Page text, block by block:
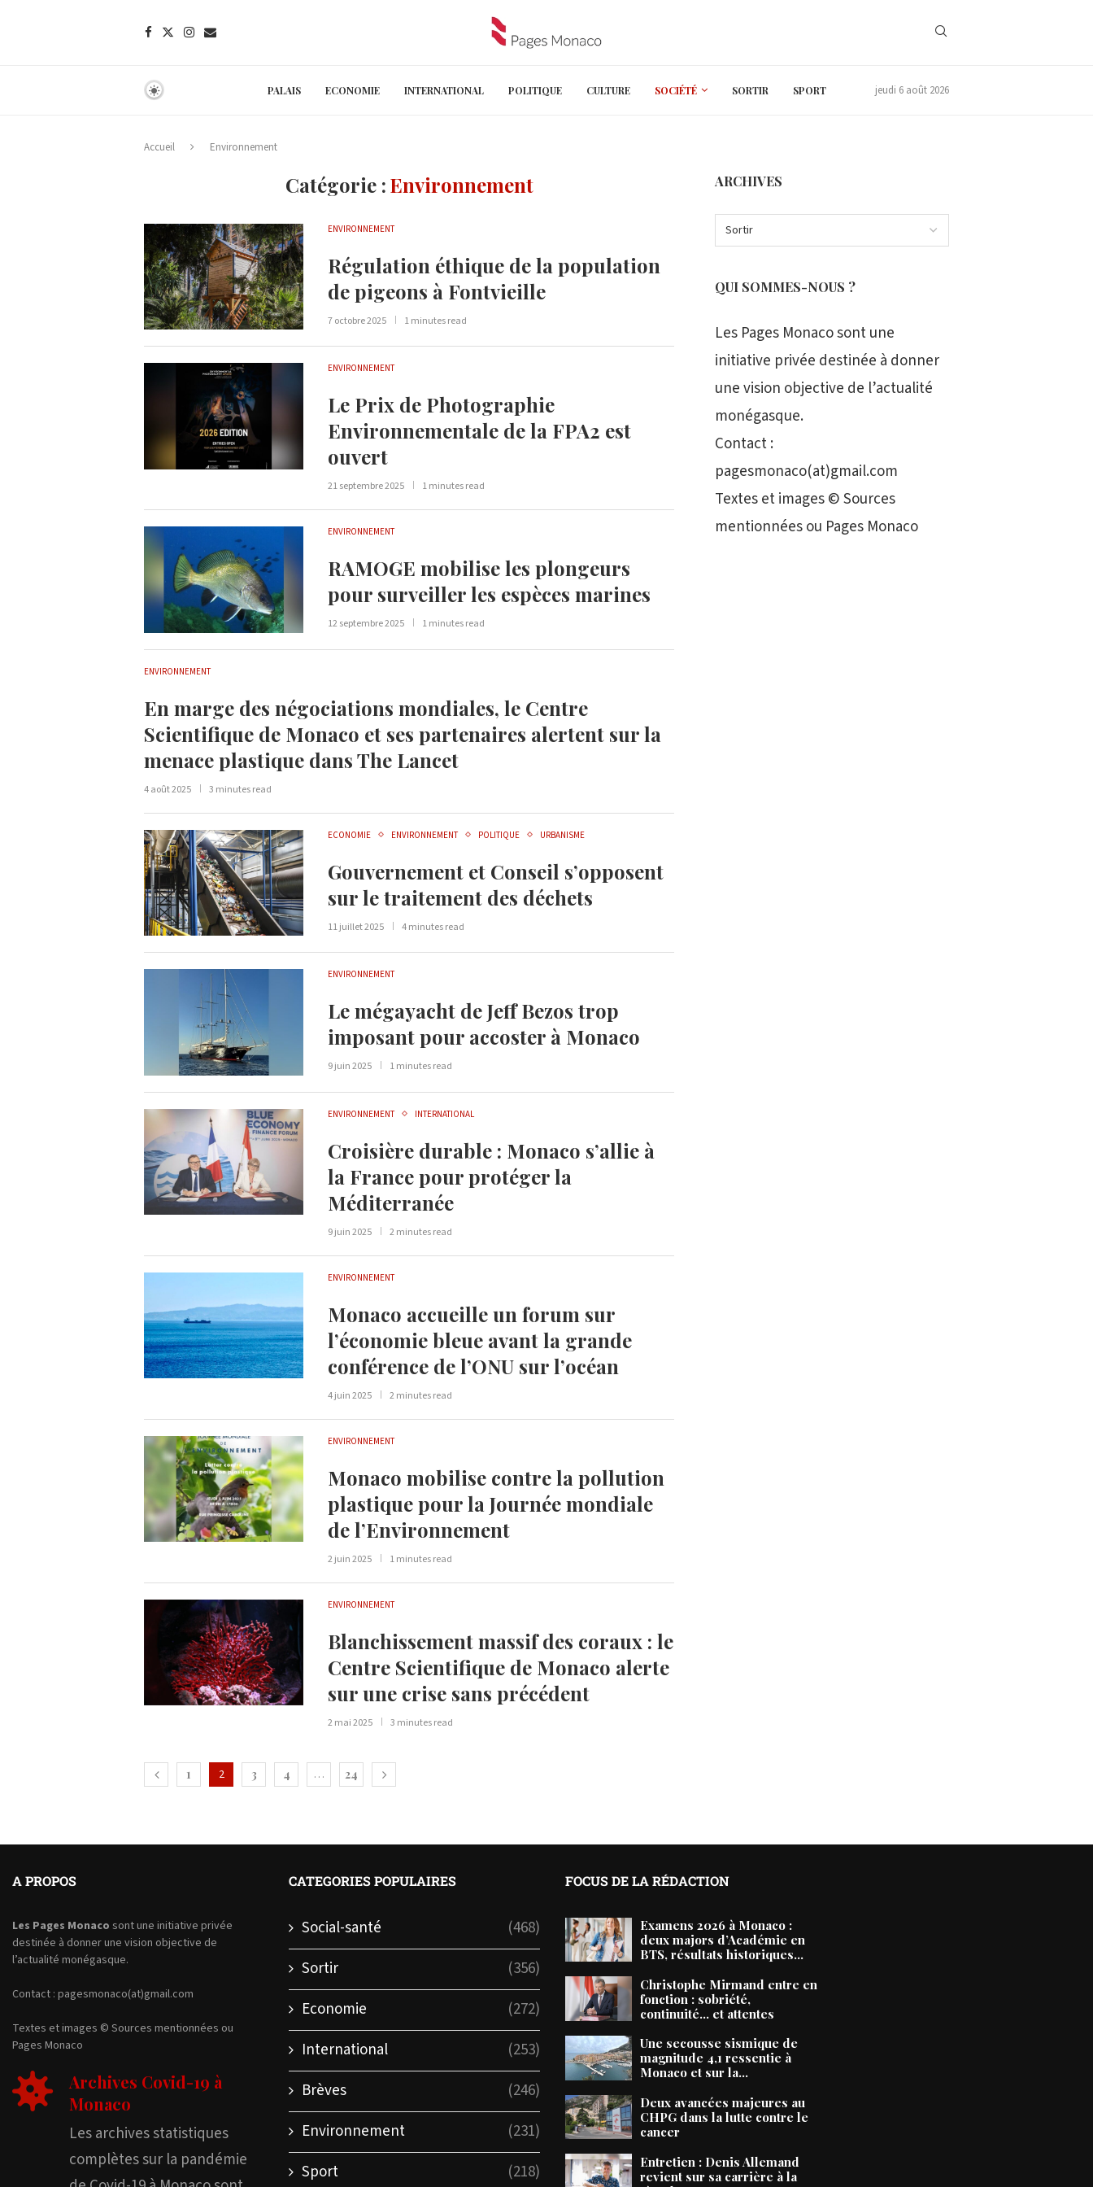
PALAIS ECONOMIE INTERNATIONAL POLITIQUE CULTURE SOCIÉTÉ SORTIR SPORT jeudi 6 août 2026
Accueil Environnement
Catégorie :Environnement
ENVIRONNEMENT
Régulation éthique de la population
de pigeons à Fontvieille
7 octobre 2025 1 minutes read
ENVIRONNEMENT
Le Prix de Photographie
Environnementale de la FPA2 est
ouvert
21 septembre 2025 1 minutes read
ENVIRONNEMENT
RAMOGE mobilise les plongeurs
pour surveiller les espèces marines
12 septembre 2025 1 minutes read
ENVIRONNEMENT
En marge des négociations mondiales, le Centre
Scientifique de Monaco et ses partenaires alertent sur la
menace plastique dans The Lancet
4 août 2025 3 minutes read
ECONOMIE ENVIRONNEMENT POLITIQUE URBANISME
Gouvernement et Conseil s’opposent
sur le traitement des déchets
11 juillet 2025 4 minutes read
ENVIRONNEMENT
Le mégayacht de Jeff Bezos trop
imposant pour accoster à Monaco
9 juin 2025 1 minutes read
ENVIRONNEMENT INTERNATIONAL
Croisière durable : Monaco s’allie à
la France pour protéger la
Méditerranée
9 juin 2025 2 minutes read
ENVIRONNEMENT
Monaco accueille un forum sur
l’économie bleue avant la grande
conférence de l’ONU sur l’océan
4 juin 2025 2 minutes read
ENVIRONNEMENT
Monaco mobilise contre la pollution
plastique pour la Journée mondiale
de l’Environnement
2 juin 2025 1 minutes read
ENVIRONNEMENT
Blanchissement massif des coraux : le
Centre Scientifique de Monaco alerte
sur une crise sans précédent
2 mai 2025 3 minutes read
1 2 3 4 … 24
ARCHIVES
QUI SOMMES-NOUS ?
Les Pages Monaco sont une
initiative privée destinée à donner
une vision objective de l’actualité
monégasque.
Contact :
pagesmonaco(at)gmail.com
Textes et images © Sources
mentionnées ou Pages Monaco
A PROPOS
Les Pages Monaco sont une initiative privée
destinée à donner une vision objective de
l’actualité monégasque.
Contact : pagesmonaco(at)gmail.com
Textes et images © Sources mentionnées ou
Pages Monaco
Archives Covid-19 à
Monaco
Les archives statistiques
complètes sur la pandémie
CATEGORIES POPULAIRES
Social-santé
(468)
Sortir
(356)
Economie
(272)
International
(253)
Brèves
(246)
Environnement
(231)
Sport
(218)
FOCUS DE LA RÉDACTION
Examens 2026 à Monaco :
deux majors d’Académie en
BTS, résultats historiques...
Christophe Mirmand entre en
fonction : sobriété,
continuité… et attentes
Une secousse sismique de
magnitude 4,1 ressentie à
Monaco et sur la...
Deux avancées majeures au
CHPG dans la lutte contre le
cancer
Entretien : Denis Allemand
revient sur sa carrière à la